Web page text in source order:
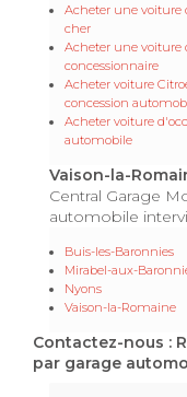
Acheter une voiture
cher
Acheter une voiture
concessionnaire
Acheter voiture
concession
Acheter voiture
automobile
Vaison-la-
Central Garage
automobile
Buis-les-Baronnies
Mirabel-aux-
Nyons
Vaison-la-Romaine
Contactez-nous :
par garage